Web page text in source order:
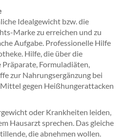
Idealgewicht bzw. die
Marke zu erreichen und zu
Aufgabe. Professionelle Hilfe
Hilfe, die über die
Formuladiäten,
zur Nahrungsergänzung bei
gegen Heißhungerattacken
oder Krankheiten leiden,
Hausarzt sprechen. Das gleiche
die abnehmen wollen.